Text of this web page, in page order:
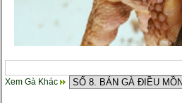
Xem Gà Khác